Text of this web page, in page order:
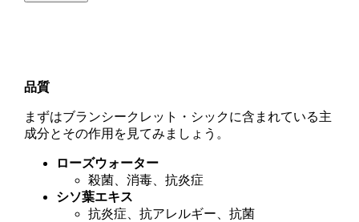
品質
まずはブランシークレット・シックに含まれている主
成分とその作用を見てみましょう。
ローズウォーター
殺菌、消毒、抗炎症
シソ葉エキス
抗炎症、抗アレルギー、抗菌